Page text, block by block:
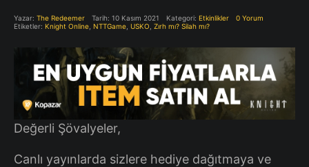
Yazar: The Redeemer Tarih: 10 Kasım 2021 Kategori: Etkinlikler
0 Yorum
Etiketler: Knight Online NTTGame USKO Zırh mı? Silah mı?
Değerli Şövalyeler,
Canlı yayınlarda sizlere hediye dağıtmaya ve